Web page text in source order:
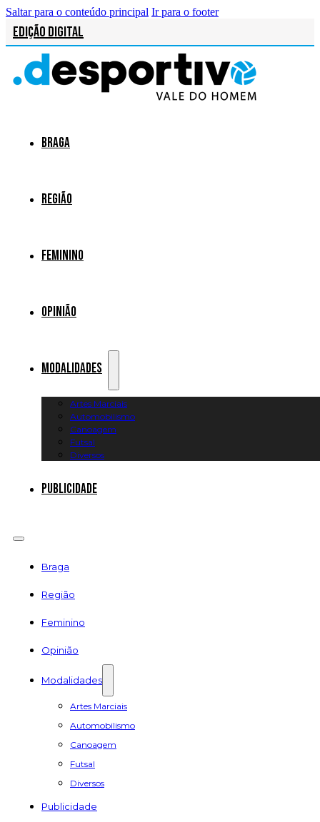
Saltar para o conteúdo principal Ir para o footer
Edição Digital
Braga
Região
Feminino
Opinião
Modalidades
Artes Marciais
Automobilismo
Canoagem
Futsal
Diversos
Publicidade
Braga
Região
Feminino
Opinião
Modalidades
Artes Marciais
Automobilismo
Canoagem
Futsal
Diversos
Publicidade